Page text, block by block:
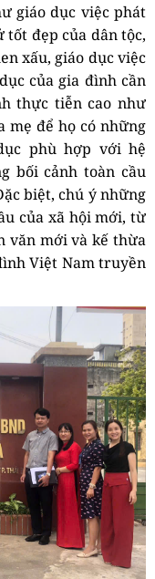
giáo dục việc phát
tốt đẹp của dân tộc,
xấu, giáo dục việc
của gia đình cần
thực tiễn cao như
mẹ để họ có những
phù hợp với hệ
bối cảnh toàn cầu
biệt, chú ý những
của xã hội mới, từ
văn mới và kế thừa
Việt Nam truyền